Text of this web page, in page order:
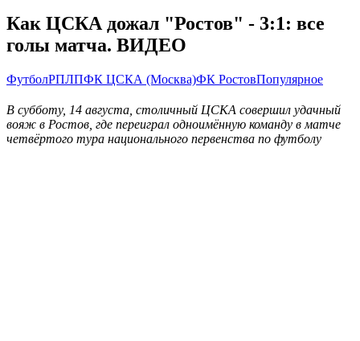
Как ЦСКА дожал "Ростов" - 3:1: все
голы матча. ВИДЕО
ФутболРПЛПФК ЦСКА (Москва)ФК РостовПопулярное
В субботу, 14 августа, столичный ЦСКА совершил удачный
вояж в Ростов, где переиграл одноимённую команду в матче
четвёртого тура национального первенства по футболу